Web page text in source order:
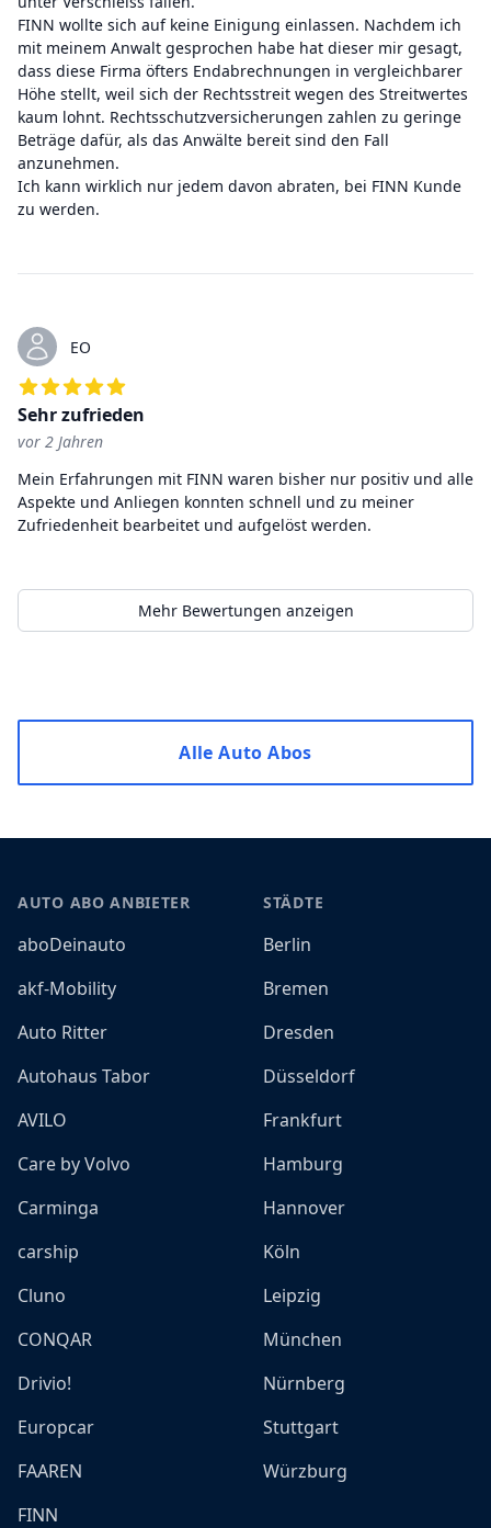
FINN wollte sich auf keine Einigung einlassen. Nachdem ich
mit meinem Anwalt gesprochen habe hat dieser mir gesagt,
dass diese Firma öfters Endabrechnungen in vergleichbarer
Höhe stellt, weil sich der Rechtsstreit wegen des Streitwertes
kaum lohnt. Rechtsschutzversicherungen zahlen zu geringe
Beträge dafür, als das Anwälte bereit sind den Fall
anzunehmen.
Ich kann wirklich nur jedem davon abraten, bei FINN Kunde
zu werden.
EO
Sehr zufrieden
vor 2 Jahren
Mein Erfahrungen mit FINN waren bisher nur positiv und alle
Aspekte und Anliegen konnten schnell und zu meiner
Zufriedenheit bearbeitet und aufgelöst werden.
Mehr Bewertungen anzeigen
Alle Auto Abos
AUTO ABO ANBIETER
aboDeinauto
akf-Mobility
Auto Ritter
Autohaus Tabor
AVILO
Care by Volvo
Carminga
carship
Cluno
CONQAR
Drivio!
Europcar
FAAREN
FINN
STÄDTE
Berlin
Bremen
Dresden
Düsseldorf
Frankfurt
Hamburg
Hannover
Köln
Leipzig
München
Nürnberg
Stuttgart
Würzburg